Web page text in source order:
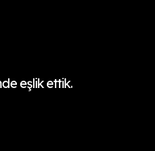
eşlik ettik.